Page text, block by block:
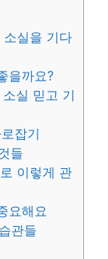
실을 기다
을까요?
실 믿고 기
잡기
들
이렇게 관
요해요
관들